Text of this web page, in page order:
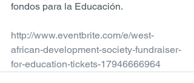
fondos para la Educación.
http://www.eventbrite.com/e/west-
african-development-society-fundraiser-
for-education-tickets-17946666964